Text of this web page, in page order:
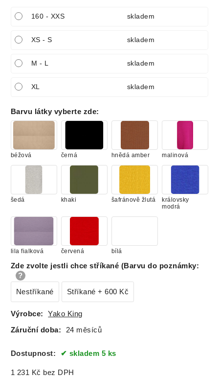
160 - XXS skladem
XS - S skladem
M - L skladem
XL skladem
Barvu látky vyberte zde:
béžová černá hnědá amber malinová
šedá khaki šafránově žlutá
královsky
modrá
lila fialková červená bílá
Zde zvolte jestli chce stříkané (Barvu do poznámky:
Nestříkané Stříkané + 600 Kč
Výrobce: Yako King
Záruční doba: 24 měsíců
Dostupnost: skladem 5 ks
1 231 Kč bez DPH